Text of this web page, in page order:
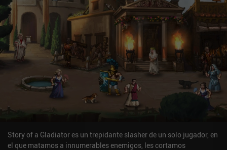
Story of a Gladiator es un trepidante slasher de un solo jugador, en
el que matamos a innumerables enemigos, les cortamos